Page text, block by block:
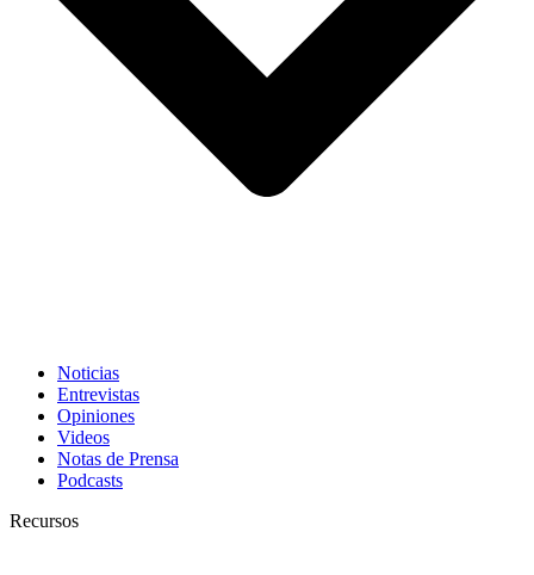
Noticias
Entrevistas
Opiniones
Videos
Notas de Prensa
Podcasts
Recursos